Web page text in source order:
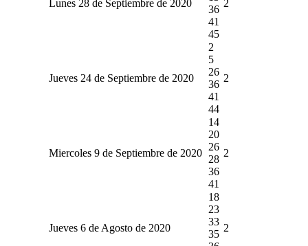
Lunes 28 de Septiembre de 2020
36
41
45
2
Jueves 24 de Septiembre de 2020
2
5
26
36
41
44
2
Miercoles 9 de Septiembre de 2020
14
20
26
28
36
41
2
Jueves 6 de Agosto de 2020
18
23
33
35
2